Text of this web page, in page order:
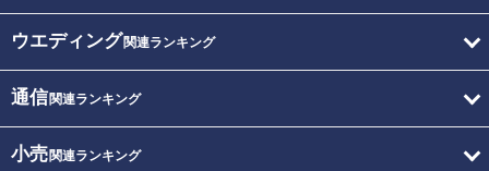
ウエディング関連ランキング
通信関連ランキング
小売関連ランキング